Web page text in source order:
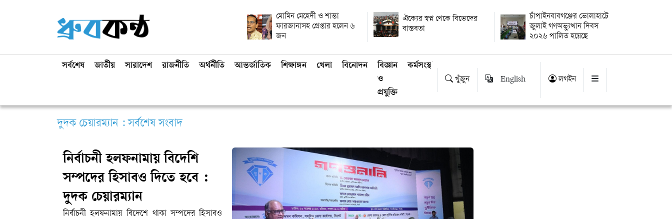
মোমিন মেহেদী ও শান্তা
ফারজানাসহ গ্রেপ্তার হলেন ৬
জন
ঐক্যের স্বপ্ন থেকে বিভেদের
বাস্তবতা
চাঁপাইনবাবগঞ্জের ভোলাহাটে
জুলাই গণঅভ্যুত্থান দিবস
২০২৬ পালিত হয়েছে
সর্বশেষ জাতীয় সারাদেশ রাজনীতি অর্থনীতি আন্তর্জাতিক শিক্ষাঙ্গন খেলা বিনোদন
বিজ্ঞান
ও
প্রযুক্তি
কর্মসংস্থান
খুঁজুন English লগইন
দুদক চেয়ারম্যান : সর্বশেষ সংবাদ
নির্বাচনী হলফনামায় বিদেশি
সম্পদের হিসাবও দিতে হবে :
দুদক চেয়ারম্যান
নির্বাচনী হলফনামায় বিদেশে থাকা সম্পদের হিসাবও